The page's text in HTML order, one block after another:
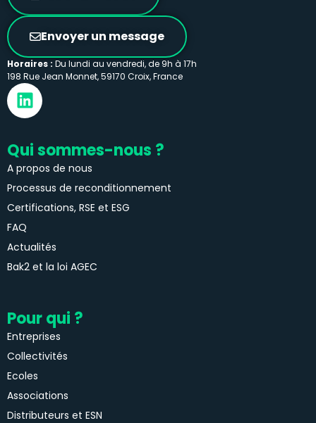
Qui sommes-nous ?
A propos de nous
Processus de reconditionnement
Certifications, RSE et ESG
FAQ
Actualités
Bak2 et la loi AGEC
Pour qui ?
Entreprises
Collectivités
Ecoles
Associations
Distributeurs et ESN
Envoyer un message
Horaires : Du lundi au vendredi, de 9h à 17h
198 Rue Jean Monnet, 59170 Croix, France